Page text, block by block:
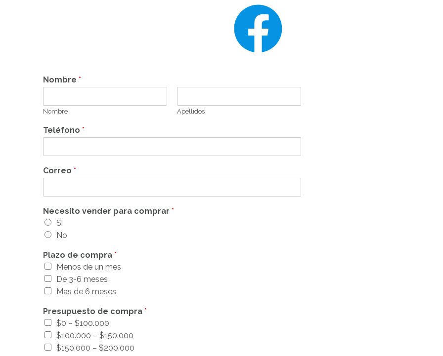
Nombre *
Nombre Apellidos
Teléfono *
Correo *
Necesito vender para comprar *
Si
No
Plazo de compra *
Menos de un mes
De 3-6 meses
Mas de 6 meses
Presupuesto de compra *
$0 – $100.000
$100.000 – $150.000
$150.000 – $200.000